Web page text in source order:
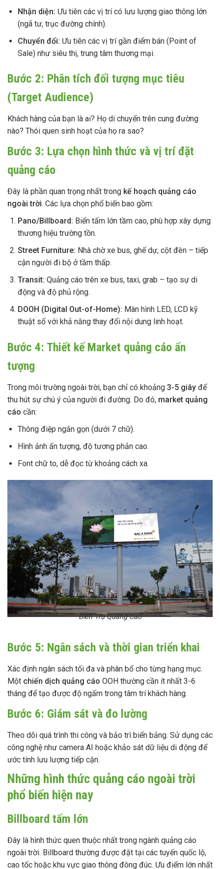
Nhận diện: Ưu tiên các vị trí có lưu lượng giao thông lớn
(ngã tư, trục đường chính).
Chuyển đổi: Ưu tiên các vị trí gần điểm bán (Point of
Sale) như siêu thị, trung tâm thương mại.
Bước 2: Phân tích đối tượng mục tiêu
(Target Audience)
Khách hàng của bạn là ai? Họ di chuyển trên cung đường
nào? Thói quen sinh hoạt của họ ra sao?
Bước 3: Lựa chọn hình thức và vị trí đặt
quảng cáo
Đây là phần quan trọng nhất trong kế hoạch quảng cáo
ngoài trời. Các lựa chọn phổ biến bao gồm:
Pano/Billboard: Biển tấm lớn tầm cao, phù hợp xây dựng
thương hiệu trường tồn.
Street Furniture: Nhà chờ xe bus, ghế dự, cột đèn – tiếp
cận người đi bộ ở tầm thấp.
Transit: Quảng cáo trên xe bus, taxi, grab – tạo sự di
động và độ phủ rộng.
DOOH (Digital Out-of-Home): Màn hình LED, LCD kỹ
thuật số với khả năng thay đổi nội dung linh hoạt.
Bước 4: Thiết kế Market quảng cáo ấn
tượng
Trong môi trường ngoài trời, bạn chỉ có khoảng 3-5 giây để
thu hút sự chú ý của người đi đường. Do đó, market quảng
cáo cần:
Thông điệp ngắn gọn (dưới 7 chữ).
Hình ảnh ấn tượng, độ tương phản cao.
Font chữ to, dễ đọc từ khoảng cách xa.
Biển Trụ Quảng Cáo
Bước 5: Ngân sách và thời gian triển khai
Xác định ngân sách tối đa và phân bổ cho từng hạng mục.
Một chiến dịch quảng cáo OOH thường cần ít nhất 3-6
tháng để tạo được độ ngấm trong tâm trí khách hàng.
Bước 6: Giám sát và đo lường
Theo dõi quá trình thi công và bảo trì biển bảng. Sử dụng các
công nghệ như camera AI hoặc khảo sát dữ liệu di động để
ước tính lưu lượng tiếp cận.
Những hình thức quảng cáo ngoài trời
phổ biến hiện nay
Billboard tấm lớn
Đây là hình thức quen thuộc nhất trong ngành quảng cáo
ngoài trời. Billboard thường được đặt tại các tuyến quốc lộ,
cao tốc hoặc khu vực giao thông đông đúc. Ưu điểm lớn nhất